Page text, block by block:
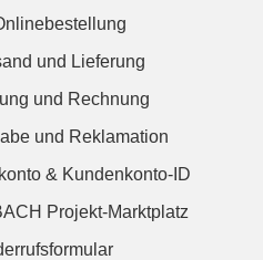
und Lieferung
und Rechnung
und Reklamation
& Kundenkonto-ID
Projekt-Marktplatz